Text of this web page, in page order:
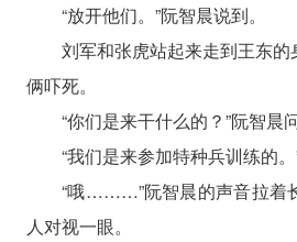
“放开他们。”阮智晨说到。
刘军和张虎站起来走到王东
俩吓死。
“你们是来干什么的？”阮智晨问
“我们是来参加特种兵训练的。
“哦………”阮智晨的声音拉着
人对视一眼。